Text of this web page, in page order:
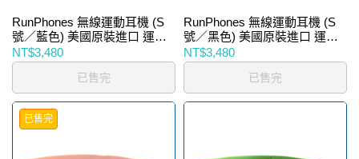
RunPhones 無線運動耳機 (S
號／藍色) 美國原裝進口 運動
慢跑 跑步 MP3 音樂 耳機
NT$3,480
已售完
RunPhones 無線運動耳機 (S
號／黑色) 美國原裝進口 運動
慢跑 跑步 MP3 音樂 耳機
NT$3,480
已售完
已售完